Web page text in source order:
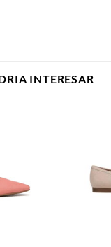
INTERESAR